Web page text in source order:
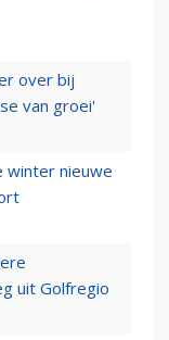
over bij
van groei'
winter nieuwe
uit Golfregio